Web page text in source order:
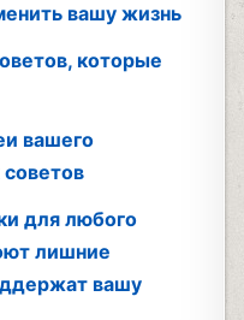
вашу жизнь
которые
вашего
для любого
лишние
вашу